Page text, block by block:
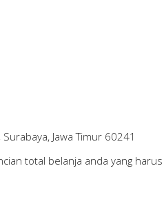
Jawa Timur 60241
total belanja anda yang